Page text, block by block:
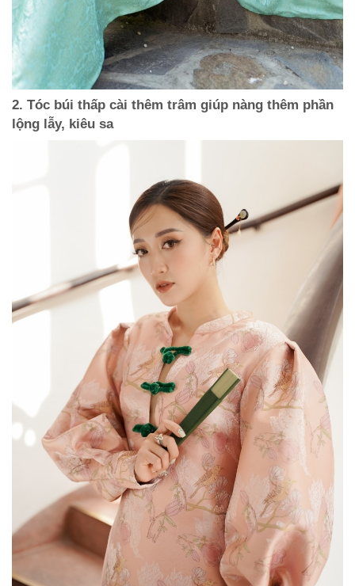
2. Tóc búi thấp cài thêm trâm giúp nàng thêm phần
lộng lẫy, kiêu sa